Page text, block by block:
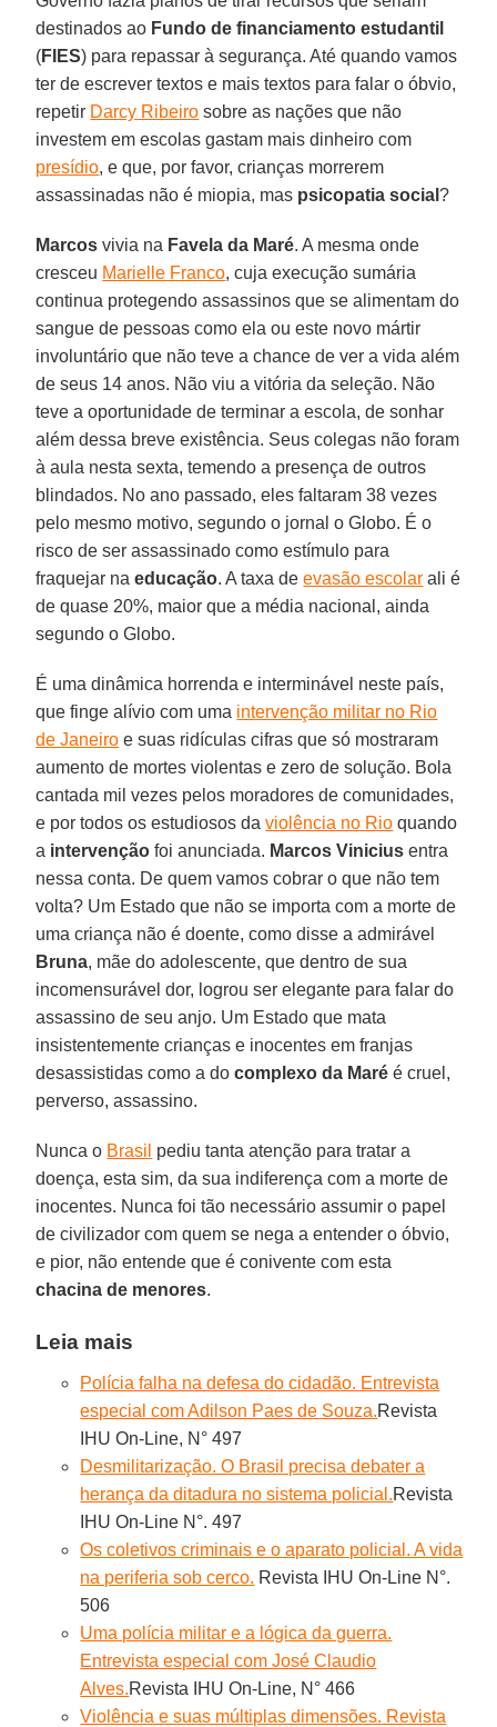
destinados ao Fundo de financiamento estudantil
(FIES) para repassar à segurança. Até quando vamos
ter de escrever textos e mais textos para falar o óbvio,
repetir Darcy Ribeiro sobre as nações que não
investem em escolas gastam mais dinheiro com
presídio, e que, por favor, crianças morrerem
assassinadas não é miopia, mas psicopatia social?
Marcos vivia na Favela da Maré. A mesma onde
cresceu Marielle Franco, cuja execução sumária
continua protegendo assassinos que se alimentam do
sangue de pessoas como ela ou este novo mártir
involuntário que não teve a chance de ver a vida além
de seus 14 anos. Não viu a vitória da seleção. Não
teve a oportunidade de terminar a escola, de sonhar
além dessa breve existência. Seus colegas não foram
à aula nesta sexta, temendo a presença de outros
blindados. No ano passado, eles faltaram 38 vezes
pelo mesmo motivo, segundo o jornal o Globo. É o
risco de ser assassinado como estímulo para
fraquejar naeducação. A taxa deevasão escolar ali é
de quase 20%, maior que a média nacional, ainda
segundo o Globo.
É uma dinâmica horrenda e interminável neste país,
que finge alívio com uma intervenção militar no Rio
de Janeiro e suas ridículas cifras que só mostraram
aumento de mortes violentas e zero de solução. Bola
cantada mil vezes pelos moradores de comunidades,
e por todos os estudiosos daviolência no Rio quando
a intervenção foi anunciada. Marcos Vinicius entra
nessa conta. De quem vamos cobrar o que não tem
volta? Um Estado que não se importa com a morte de
uma criança não é doente, como disse a admirável
Bruna, mãe do adolescente, que dentro de sua
incomensurável dor, logrou ser elegante para falar do
assassino de seu anjo. Um Estado que mata
insistentemente crianças e inocentes em franjas
desassistidas como a docomplexo da Maré é cruel,
perverso, assassino.
Nunca o Brasil pediu tanta atenção para tratar a
doença, esta sim, da sua indiferença com a morte de
inocentes. Nunca foi tão necessário assumir o papel
de civilizador com quem se nega a entender o óbvio,
e pior, não entende que é conivente com esta
chacina de menores.
Leia mais
Polícia falha na defesa do cidadão. Entrevista
especial com Adilson Paes de Souza.Revista
IHU On-Line, N° 497
Desmilitarização. O Brasil precisa debater a
herança da ditadura no sistema policial.Revista
IHU On-Line N°. 497
Os coletivos criminais e o aparato policial. A vida
na periferia sob cerco. Revista IHU On-Line N°.
506
Uma polícia militar e a lógica da guerra.
Entrevista especial com José Claudio
Alves.Revista IHU On-Line, N° 466
Violência e suas múltiplas dimensões. Revista